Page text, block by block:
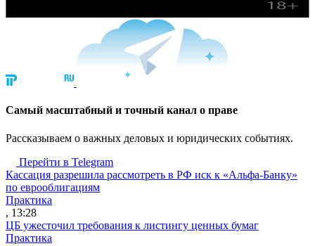
Cамый масштабный и точный канал о праве
Рассказываем о важных деловых и юридических событиях.
Перейти в Telegram
Кассация разрешила рассмотреть в РФ иск к «Альфа-Банку»
по еврооблигациям
Практика
, 13:28
ЦБ ужесточил требования к листингу ценных бумаг
Практика